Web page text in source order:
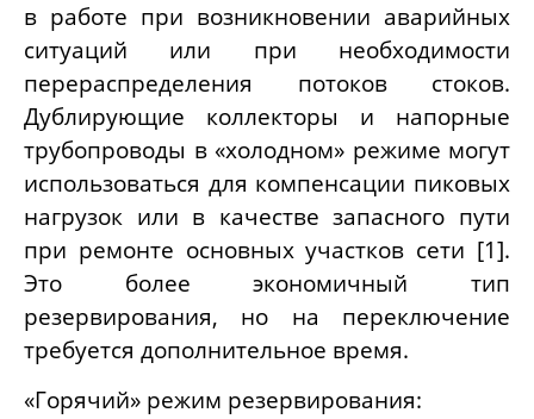
в работе при возникновении аварийных
ситуаций или при необходимости
перераспределения потоков стоков.
Дублирующие коллекторы и напорные
трубопроводы в «холодном» режиме могут
использоваться для компенсации пиковых
нагрузок или в качестве запасного пути
при ремонте основных участков сети [1].
Это более экономичный тип
резервирования, но на переключение
требуется дополнительное время.
«Горячий» режим резервирования: